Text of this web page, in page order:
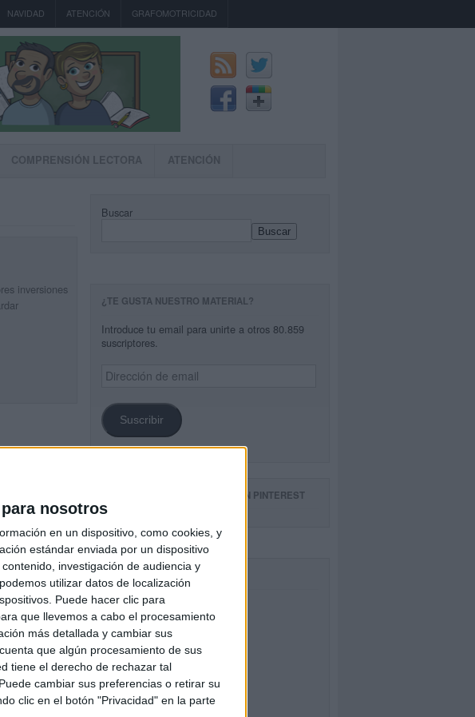
nosotros
en un dispositivo, como cookies, y
estándar enviada por un dispositivo
investigación de audiencia y
utilizar datos de localización
Puede hacer clic para
que llevemos a cabo el procesamiento
más detallada y cambiar sus
que algún procesamiento de sus
tiene el derecho de rechazar tal
cambiar sus preferencias o retirar su
clic en el botón "Privacidad" en la parte
NAVIDAD ATENCIÓN GRAFOMOTRICIDAD
COMPRENSIÓN LECTORA ATENCIÓN
inversiones
Buscar
Buscar
¿TE GUSTA NUESTRO MATERIAL?
Introduce tu email para unirte a otros 80.859
suscriptores.
Dirección
de
Suscribir
SIGUE NUESTROS TABLEROS EN PINTEREST